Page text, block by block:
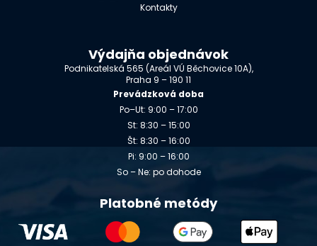
Kontakty
Výdajňa objednávok
Podnikatelská 565 (Areál VÚ Běchovice 10A),
Praha 9 – 190 11
Prevádzková doba
Po–Ut: 9:00 – 17:00
St: 8:30 – 15:00
Št: 8:30 – 16:00
Pi: 9:00 – 16:00
So – Ne: po dohode
Platobné metódy